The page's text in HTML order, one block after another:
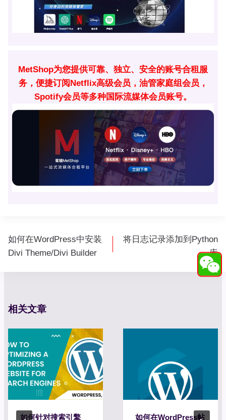
MetShop为您提供可靠、独立、安全的账号合租服
务，便捷订阅Netflix高级会员，油管家庭组会员，
Spotify会员等多种国际流媒体会员账号。
文
章
如何在WordPress中安装
Divi Theme/Divi Builder
将日志记录添加到Python
库
相关文章
如何针对搜索引擎
如何在WordPress帖